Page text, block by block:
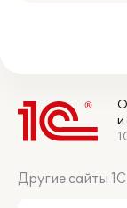
и
Другие сайты 1С